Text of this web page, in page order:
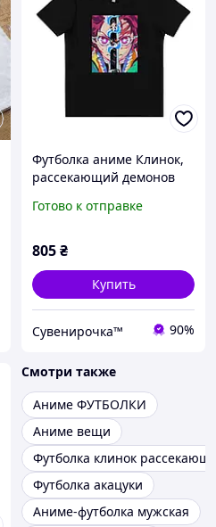
Футболка аниме Клинок,
рассекающий демонов
(F010046_4)
Готово к отправке
805₴
Купить
Сувенирочка™ 90%
Смотри также
Аниме ФУТБОЛКИ
Аниме вещи
Футболка клинок
Футболка акацуки
Аниме-футболка мужская